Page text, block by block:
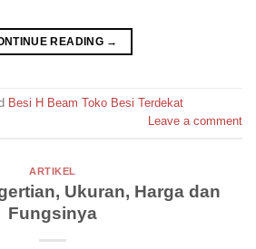
READING →
Besi H Beam Toko Besi Terdekat
Leave a comment
ARTIKEL
Ukuran, Harga dan
Fungsinya